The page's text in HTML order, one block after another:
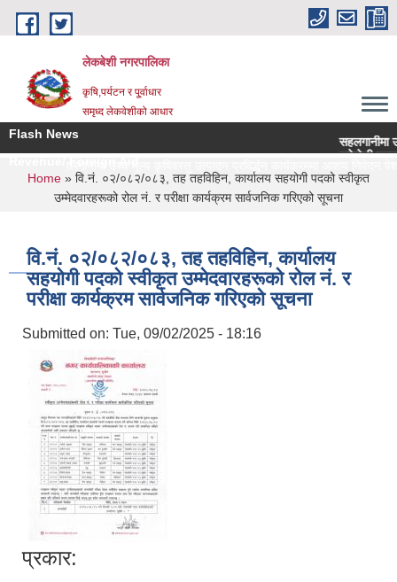
Skip to main content
लेकबेशी नगरपालिका
कृषि,पर्यटन र पू्र्वाधार
समृध्द लेकवेशीको आधार
Flash News
सहलगानीमा
लकेवेशी
You are here
Home » वि.नं. ०२/०८२/०८३, तह तहविहिन, कार्यालय सहयोगी पदको स्वीकृत
उम्मेदवारहरूको रोल नं. र परीक्षा कार्यक्रम सार्वजनिक गरिएको सूचना
वि.नं. ०२/०८२/०८३, तह तहविहिन, कार्यालय
सहयोगी पदको स्वीकृत उम्मेदवारहरूको रोल नं. र
परीक्षा कार्यक्रम सार्वजनिक गरिएको सूचना
Submitted on: Tue, 09/02/2025 - 18:16
प्रकार: